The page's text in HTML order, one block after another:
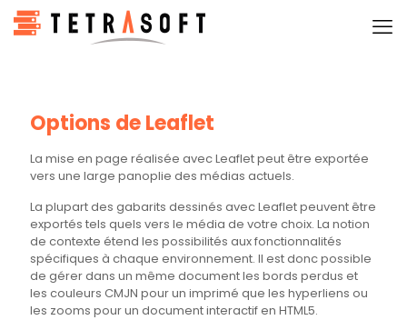
Options de Leaflet
La mise en page réalisée avec Leaflet peut être exportée
vers une large panoplie des médias actuels.
La plupart des gabarits dessinés avec Leaflet peuvent être
exportés tels quels vers le média de votre choix. La notion
de contexte étend les possibilités aux fonctionnalités
spécifiques à chaque environnement. Il est donc possible
de gérer dans un même document les bords perdus et
les couleurs CMJN pour un imprimé que les hyperliens ou
les zooms pour un document interactif en HTML5.